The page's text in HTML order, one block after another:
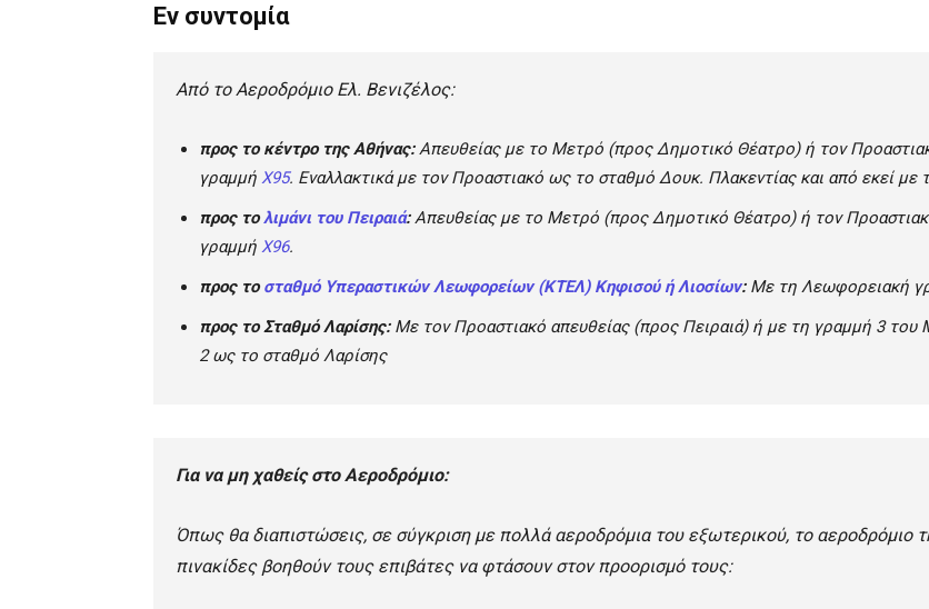
Εν συντομία
Από το Αεροδρόμιο Ελ. Βενιζέλος:
προς το κέντρο της Αθήνας:Απευθείας με το Μετρό (προς Δημοτικό Θέατρο) ή τον
γραμμή Χ95. Εναλλακτικά με τον Προαστιακό ως το σταθμό Δουκ. Πλακεντίας και από εκεί
προς τολιμάνι του Πειραιά:Απευθείας με το Μετρό (προς Δημοτικό Θέατρο) ή τον
γραμμή Χ96.
προς τοσταθμό Υπεραστικών Λεωφορείων (ΚΤΕΛ) Κηφισού ή Λιοσίων:Με τη Λεωφορειακή
προς το Σταθμό Λαρίσης:Με τον Προαστιακό απευθείας (προς Πειραιά) ή με τη γραμμή 3
2 ως το σταθμό Λαρίσης
Για να μη χαθείς στο Αεροδρόμιο:
Όπως θα διαπιστώσεις, σε σύγκριση με πολλά αεροδρόμια του εξωτερικού, το αεροδρόμιο
πινακίδες βοηθούν τους επιβάτες να φτάσουν στον προορισμό τους: